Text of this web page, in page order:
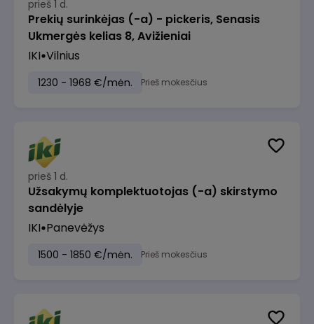
prieš 1 d.
Prekių surinkėjas (-a) - pickeris, Senasis
Ukmergės kelias 8, Avižieniai
IKI Vilnius
1230 - 1968 €/mėn. Prieš mokesčius
prieš 1 d.
Užsakymų komplektuotojas (-a) skirstymo
sandėlyje
IKI Panevėžys
1500 - 1850 €/mėn. Prieš mokesčius